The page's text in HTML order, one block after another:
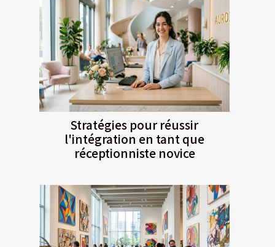
Stratégies pour réussir
l'intégration en tant que
réceptionniste novice